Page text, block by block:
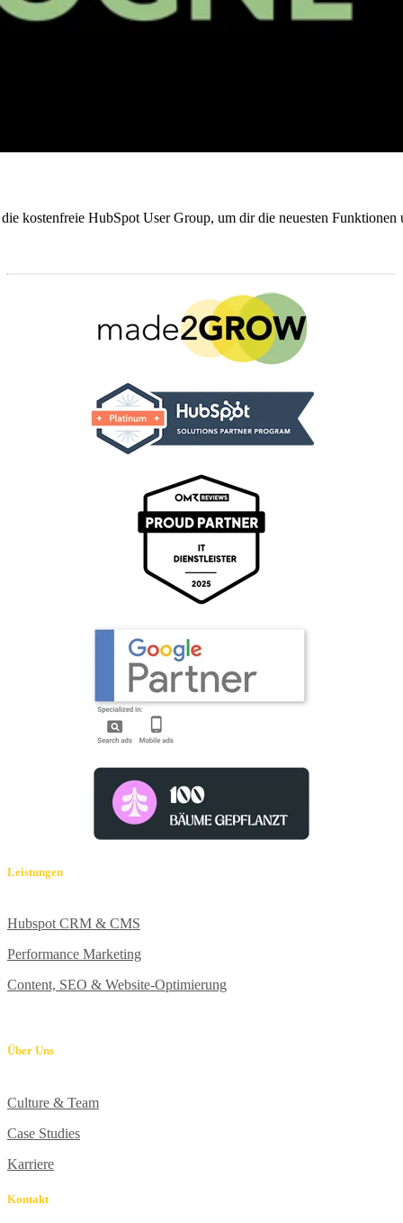
kostenfreie HubSpot User Group, um dir die neuesten
Leistungen
Hubspot CRM & CMS
Performance Marketing
Content, SEO & Website-Optimierung
Über Uns
Culture & Team
Case Studies
Karriere
Kontakt